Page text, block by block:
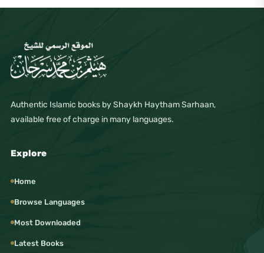
Authentic Islamic books by Shaykh Haytham Sarhaan,
available free of charge in many languages.
Explore
Home
Browse Languages
Most Downloaded
Latest Books